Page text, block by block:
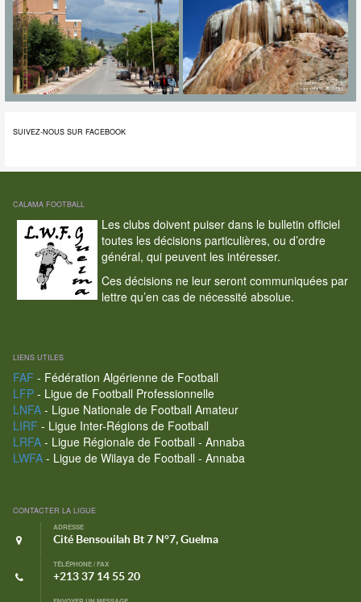
SUIVEZ-NOUS SUR FACEBOOK
CALAMA FOOTBALL
Les clubs doivent puiser dans le bulletin officiel
toutes les décisions particulières, ou d’ordre
général, qui peuvent les intéresser.
Ces décisions ne leur seront communiquées par
lettre qu’en cas de nécessité absolue.
LIENS UTILES
FAF - Fédération Algérienne de Football
LFP- Ligue de Football Professionnelle
LNFA- Ligue Nationale de Football Amateur
LIRF - Ligue Inter-Régions de Football
LRFA- Ligue Régionale de Football - Annaba
LWFA- Ligue de Wilaya de Football - Annaba
CONTACTER LA LIGUE
ADRESSE
Cité Bensouilah Bt 7 N°7, Guelma
TÉLÉPHONE / FAX
+213 37 14 55 20